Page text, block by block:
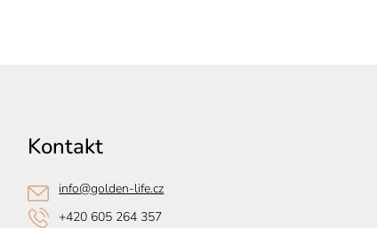
Kontakt
info@golden-life.cz
+420 605 264 357